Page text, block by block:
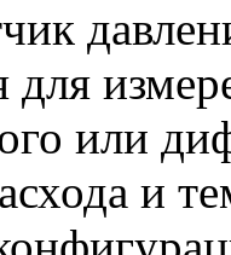
для
или
и